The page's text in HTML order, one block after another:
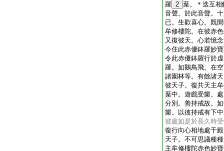
羅 2 葉。＊迭互相
音聲。於此音聲。
已。生歡喜心。既
牟修樓陀。在彼赤
又復彼天。心若憶
今住此赤優鉢羅妙
令此赤優鉢羅行於
羅。如鵝鳥飛。在
諸園林等。有餘諸
彼天子。復共天主
葉中。遊戲受樂。
分別。善持戒故。
樂。以彼持戒有下
彼處如是於長久時
復行向心相地處千
天子。不可思議種
主牟修樓陀赤色妙